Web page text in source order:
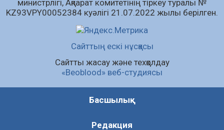
Барлық жаңалық
министрлігі, Ақпарат комитетінің тіркеу туралы №
KZ93VPY00052384 куәлігі 21.07.2022 жылы берілген.
Сайттың ескі нұсқасы
Сайтты жасау және техқолдау
«Beoblood» веб-студиясы
Басшылық
Редакция